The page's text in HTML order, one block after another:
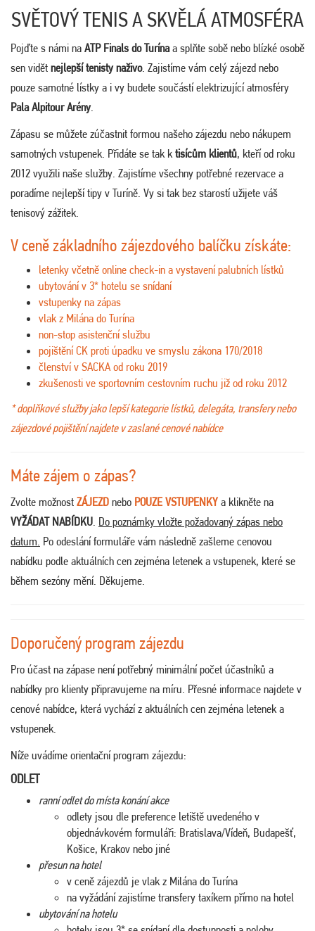
SVĚTOVÝ TENIS A SKVĚLÁ ATMOSFÉRA
Pojďte s námi na ATP Finals do Turínaa splňte sobě nebo blízké osobě
sen vidět nejlepší tenisty naživo. Zajistíme vám celý zájezd nebo
pouze samotné lístky a i vy budete součástí elektrizující atmosféry
Pala Alpitour Arény.
Zápasu se můžete zúčastnit formou našeho zájezdu nebo nákupem
samotných vstupenek. Přidáte se tak ktisícům klientů, kteří od roku
2012 využili naše služby. Zajistíme všechny potřebné rezervace a
poradíme nejlepší tipy v Turíně. Vy si tak bez starostí užijete váš
tenisový zážitek.
V ceně základního zájezdového balíčku získáte:
letenky včetně online check-in a vystavení palubních lístků
ubytování v 3* hotelu se snídaní
vstupenky na zápas
vlak z Milána do Turína
non-stop asistenční službu
pojištění CK proti úpadku ve smyslu zákona 170/2018
členství v SACKA od roku 2019
zkušenosti ve sportovním cestovním ruchu již od roku 2012
* doplňkové služby jako lepší kategorie lístků, delegáta, transfery nebo
zájezdové pojištění najdete v zaslané cenové nabídce
Máte zájem o zápas?
Zvolte možnost ZÁJEZD nebo POUZE VSTUPENKY a klikněte na
VYŽÁDAT NABÍDKU. Do poznámky vložte požadovaný zápas nebo
datum. Po odeslání formuláře vám následně zašleme cenovou
nabídku podle aktuálních cen zejména letenek a vstupenek, které se
během sezóny mění. Děkujeme.
Doporučený program zájezdu
Pro účast na zápase není potřebný minimální počet účastníků a
nabídky pro klienty připravujeme na míru. Přesné informace najdete v
cenové nabídce, která vychází z aktuálních cen zejména letenek a
vstupenek.
Níže uvádíme orientační program zájezdu:
ODLET
ranní odlet do místa konání akce
odlety jsou dle preference letiště uvedeného v
objednávkovém formuláři: Bratislava/Vídeň, Budapešť,
Košice, Krakov nebo jiné
přesun na hotel
v ceně zájezdů je vlak z Milána do Turína
na vyžádání zajistíme transfery taxíkem přímo na hotel
ubytování na hotelu